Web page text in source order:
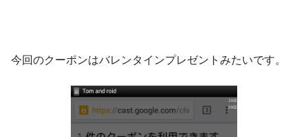
今回のクーポンはバレンタインプレゼントみたいです。